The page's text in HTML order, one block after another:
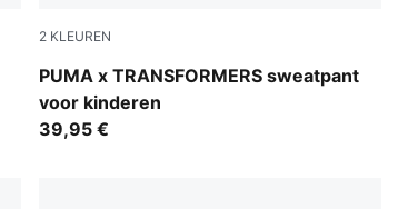
2 KLEUREN
PUMA x TRANSFORMERS sweatpant
voor kinderen
Puma Black
39,95 €